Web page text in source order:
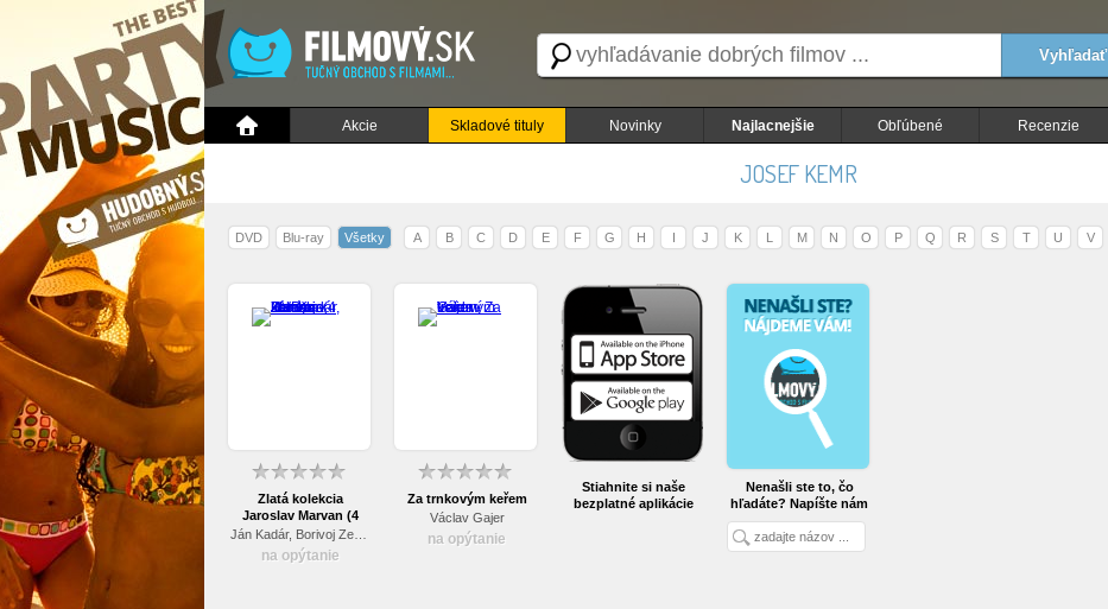
Vyhľadať
Akcie Skladové tituly Novinky Najlacnejšie Obľúbené Recenzie
JOSEF KEMR
DVD Blu-ray Všetky A B C D E F G H I J K L M N O P Q R S T U V
Zlatá kolekcia
Jaroslav Marvan (4
DVD)
na opýtanie
Za trnkovým keřem
Václav Gajer
na opýtanie
Stiahnite si naše
bezplatné aplikácie
Nenašli ste to, čo
hľadáte? Napíšte nám